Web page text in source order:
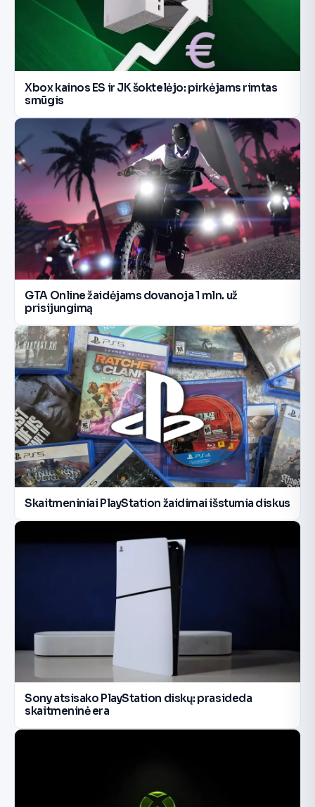
Xbox kainos ES ir JK šoktelėjo: pirkėjams rimtas
smūgis
GTA Online žaidėjams dovanoja 1 mln. už
prisijungimą
Skaitmeniniai PlayStation žaidimai išstumia diskus
Sony atsisako PlayStation diskų: prasideda
skaitmeninė era